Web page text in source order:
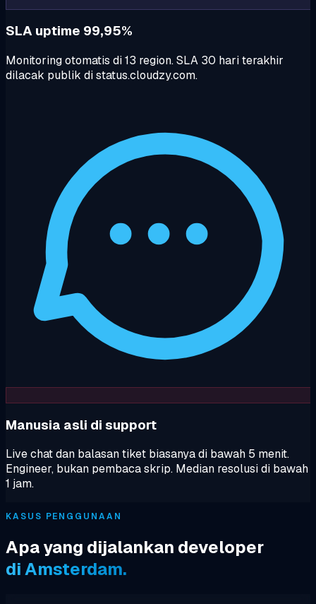
SLA uptime 99,95%
Monitoring otomatis di 13 region. SLA 30 hari terakhir
dilacak publik di status.cloudzy.com.
Manusia asli di support
Live chat dan balasan tiket biasanya di bawah 5 menit.
Engineer, bukan pembaca skrip. Median resolusi di bawah
1 jam.
KASUS PENGGUNAAN
Apa yang dijalankan developer
di Amsterdam.